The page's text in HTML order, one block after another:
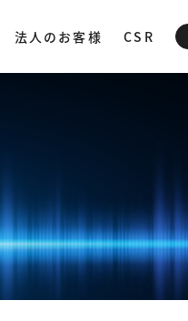
ピーカー
ーディオトランスミッター
ーディオストレージ
法人のお客様 CSR
ングで購入